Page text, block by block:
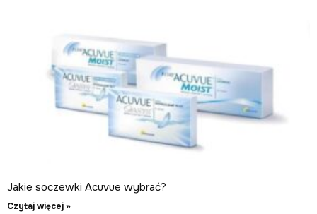
Jakie soczewki Acuvue wybrać?
Czytaj więcej »